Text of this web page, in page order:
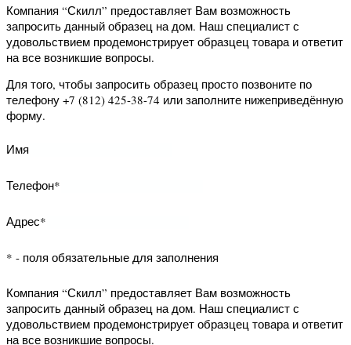
Имя
Телефон*
* - поля обязательные для заполнения
возможность заказать обратный
Вами и уточнит Ваши вопросы.
Для того, чтобы заказать обратный
звонок заполните нижеприведённую